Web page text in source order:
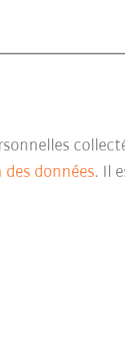
données. Il